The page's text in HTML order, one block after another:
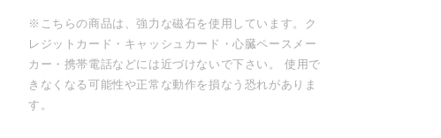
※こちらの商品は、強力な磁石を使用しています。ク
レジットカード・キャッシュカード・心臓ペースメー
カー・携帯電話などには近づけないで下さい。 使用で
きなくなる可能性や正常な動作を損なう恐れがありま
す。